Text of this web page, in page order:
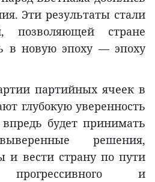
Эти результаты стали
позволяющей стране
в новую эпоху — эпоху
партийных ячеек в
глубокую уверенность
будет принимать
решения,
и вести страну по пути
и